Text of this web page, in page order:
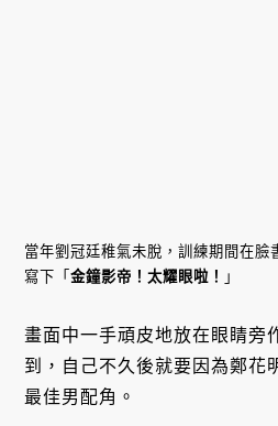
當年劉冠廷稚氣未脫，訓練期間在臉
寫下「金鐘影帝！太耀眼啦！ 」
畫面中一手頑皮地放在眼睛旁
到，自己不久後就要因為鄭花
最佳男配角。